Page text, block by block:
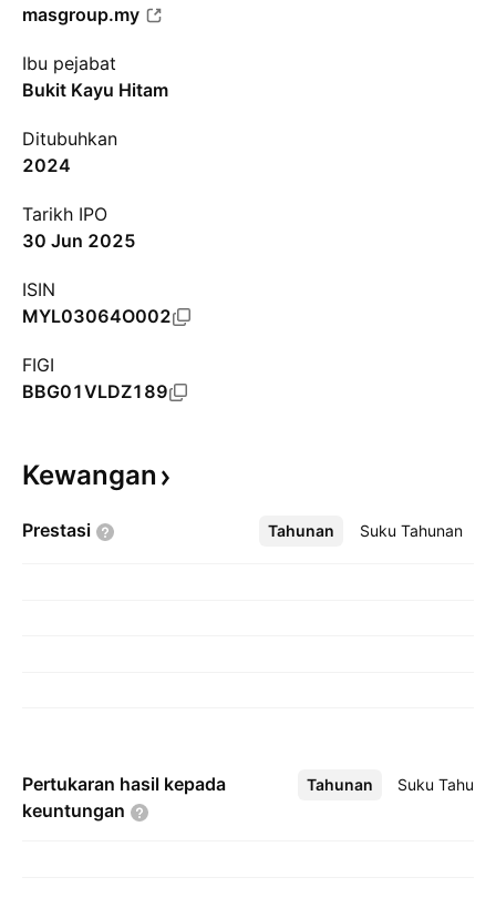
masgroup.my
Ibu pejabat
Bukit Kayu Hitam
Ditubuhkan
2024
Tarikh IPO
30 Jun 2025
ISIN
MYL03064O002
FIGI
BBG01VLDZ189
Kewangan
Prestasi Tahunan Suku Tahunan
Lebih
Pertukaran hasil kepada
keuntungan
Tahunan Suku
Lebih